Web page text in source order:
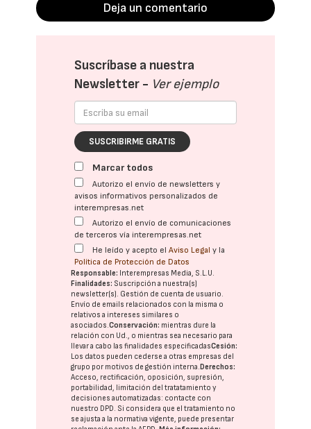
Deja un comentario
Suscríbase a nuestra
Newsletter - Ver ejemplo
SUSCRIBIRME GRATIS
Marcar todos
Autorizo el envío de newsletters y
avisos informativos personalizados de
interempresas.net
Autorizo el envío de comunicaciones
de terceros vía interempresas.net
He leído y acepto elAviso Legal y la
Política de Protección de Datos
Responsable: Interempresas Media, S.L.U.
Finalidades: Suscripción a nuestra(s)
newsletter(s). Gestión de cuenta de usuario.
Envío de emails relacionados con la misma o
relativos a intereses similares o
asociados.Conservación: mientras dure la
relación con Ud., o mientras sea necesario para
llevar a cabo las finalidades especificadasCesión:
Los datos pueden cederse a otras empresas del
grupo por motivos de gestión interna. Derechos:
Acceso, rectificación, oposición, supresión,
portabilidad, limitación del tratatamiento y
decisiones automatizadas: contacte con
nuestro DPD. Si considera que el tratamiento no
se ajusta a la normativa vigente, puede presentar